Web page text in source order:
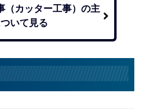
（カッター工事）の主
いて見る